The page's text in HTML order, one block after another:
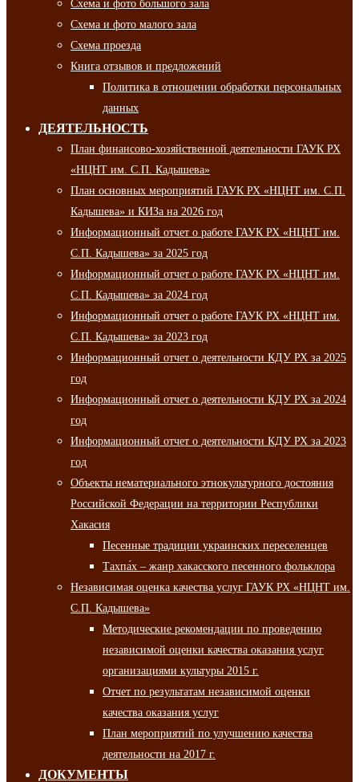
Схема и фото большого зала
Схема и фото малого зала
Схема проезда
Книга отзывов и предложений
Политика в отношении обработки персональных
данных
ДЕЯТЕЛЬНОСТЬ
План финансово-хозяйственной деятельности ГАУК РХ
«НЦНТ им. С.П. Кадышева»
План основных мероприятий ГАУК РХ «НЦНТ им. С.П.
Кадышева» и КИЗа на 2026 год
Информационный отчет о работе ГАУК РХ «НЦНТ им.
С.П. Кадышева» за 2025 год
Информационный отчет о работе ГАУК РХ «НЦНТ им.
С.П. Кадышева» за 2024 год
Информационный отчет о работе ГАУК РХ «НЦНТ им.
С.П. Кадышева» за 2023 год
Информационный отчет о деятельности КДУ РХ за 2025
год
Информационный отчет о деятельности КДУ РХ за 2024
год
Информационный отчет о деятельности КДУ РХ за 2023
год
Объекты нематериального этнокультурного достояния
Российской Федерации на территории Республики
Хакасия
Песенные традиции украинских переселенцев
Тахпа́х – жанр хакасского песенного фольклора
Независимая оценка качества услуг ГАУК РХ «НЦНТ им.
С.П. Кадышева»
Методические рекомендации по проведению
независимой оценки качества оказания услуг
организациями культуры 2015 г.
Отчет по результатам независимой оценки
качества оказания услуг
План мероприятий по улучшению качества
деятельности на 2017 г.
ДОКУМЕНТЫ